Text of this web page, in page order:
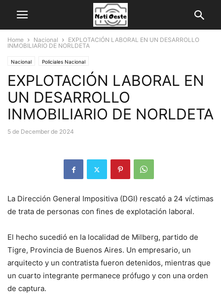
Home Nacional
EXPLOTACIÓN LABORAL EN UN DESARROLLO
INMOBILIARIO DE NORLDETA
Nacional Policiales Nacional
EXPLOTACIÓN LABORAL EN
UN DESARROLLO
INMOBILIARIO DE NORLDETA
5 de December de 2024
La Dirección General Impositiva (DGI) rescató a 24 víctimas
de trata de personas con fines de explotación laboral.
El hecho sucedió en la localidad de Milberg, partido de
Tigre, Provincia de Buenos Aires. Un empresario, un
arquitecto y un contratista fueron detenidos, mientras que
un cuarto integrante permanece prófugo y con una orden
de captura.